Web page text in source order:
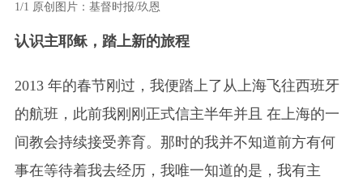
1/1 原创图片：基督时报/玖恩
认识主耶稣，踏上新的旅程
2013 年的春节刚过，我便踏上了从上海飞往西班牙
的航班，此前我刚刚正式信主半年并且 在上海的一
间教会持续接受养育。那时的我并不知道前方有何
事在等待着我去经历，我唯一知道的是，我有主